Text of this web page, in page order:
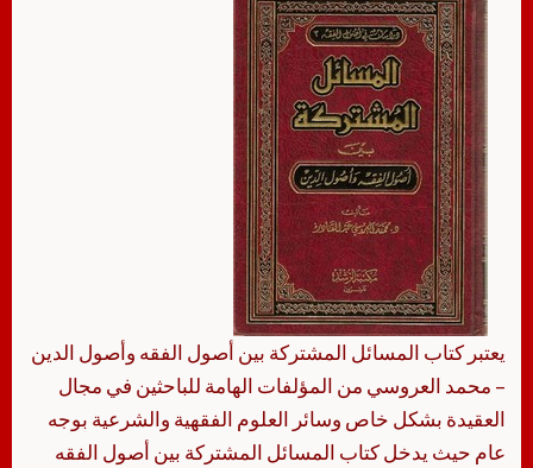
يعتبر كتاب المسائل المشتركة بين أصول الفقه وأصول الدين
– محمد العروسي من المؤلفات الهامة للباحثين في مجال
العقيدة بشكل خاص وسائر العلوم الفقهية والشرعية بوجه
عام حيث يدخل كتاب المسائل المشتركة بين أصول الفقه